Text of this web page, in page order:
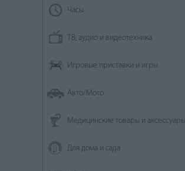
Часы
ТВ, аудио и видеотехника
Игровые приставки и игры
Авто/Мото
Медицинские товары и аксессуары
Для дома и сада